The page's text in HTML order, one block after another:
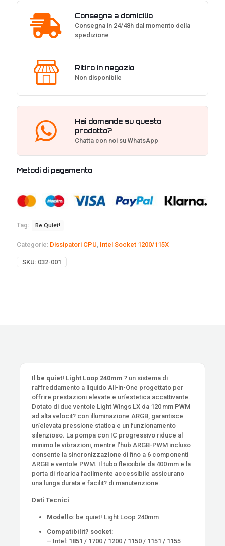
Consegna a domicilio
Consegna in 24/48h dal momento della
spedizione
Ritiro in negozio
Non disponibile
Hai domande su questo
prodotto?
Chatta con noi su WhatsApp
Metodi di pagamento
Tag: Be Quiet!
Categorie: Dissipatori CPU Intel Socket 1200/115X
SKU: 032-001
Il be quiet! Light Loop 240mm ? un sistema di
raffreddamento a liquido All-in-One progettato per
offrire prestazioni elevate e un’estetica accattivante.
Dotato di due ventole Light Wings LX da 120 mm PWM
ad alta velocit? con illuminazione ARGB, garantisce
un’elevata pressione statica e un funzionamento
silenzioso. La pompa con IC progressivo riduce al
minimo le vibrazioni, mentre l’hub ARGB-PWM incluso
consente la sincronizzazione di fino a 6 componenti
ARGB e ventole PWM. Il tubo flessibile da 400 mm e la
porta di ricarica facilmente accessibile assicurano
una lunga durata e facilit? di manutenzione.
Dati Tecnici
Modello: be quiet! Light Loop 240mm
Compatibilit? socket:
– Intel: 1851 / 1700 / 1200 / 1150 / 1151 / 1155